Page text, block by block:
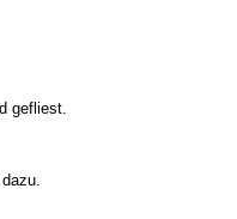
gefliest.